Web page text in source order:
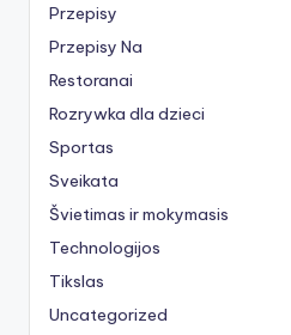
Przepisy
Przepisy Na
Restoranai
Rozrywka dla dzieci
Sportas
Sveikata
Švietimas ir mokymasis
Technologijos
Tikslas
Uncategorized